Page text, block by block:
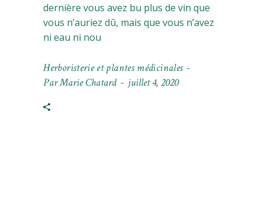
dernière vous avez bu plus de vin que
vous n’auriez dû, mais que vous n’avez
ni eau ni nou
Herboristerie et plantes médicinales
ParMarie Chatard juillet 4, 2020